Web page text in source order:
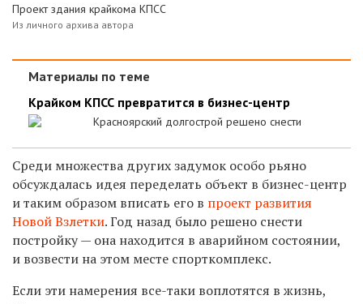
Проект здания крайкома КПСС
Из личного архива автора
Материалы по теме
Крайком КПСС превратится в бизнес-центр
Красноярский долгострой решено снести
Среди множества других задумок особо рьяно
обсуждалась идея переделать объект в бизнес-центр
и таким образом вписать его в проект развития
Новой Взлетки. Год назад было решено снести
постройку — она находится в аварийном состоянии,
и возвести на этом месте спорткомплекс.
Если эти намерения все-таки воплотятся в жизнь,